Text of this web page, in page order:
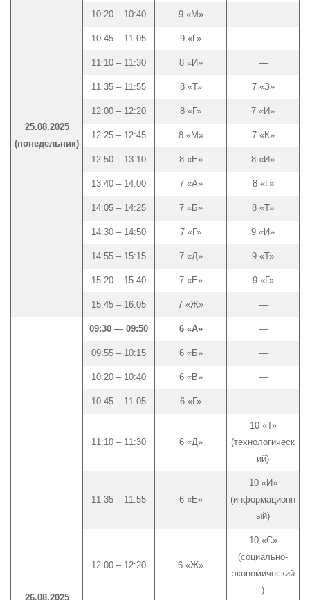
25.08.2025
(понедельник)
10:20 – 10:40 9 «М» —
10:45 – 11:05 9 «Г» —
11:10 – 11:30 8 «И» —
11:35 – 11:55 8 «Т» 7 «З»
12:00 – 12:20 8 «Г» 7 «И»
12:25 – 12:45 8 «М» 7 «К»
12:50 – 13:10 8 «Е» 8 «И»
13:40 – 14:00 7 «А» 8 «Г»
14:05 – 14:25 7 «Б» 8 «Т»
14:30 – 14:50 7 «Г» 9 «И»
14:55 – 15:15 7 «Д» 9 «Т»
15:20 – 15:40 7 «Е» 9 «Г»
15:45 – 16:05 7 «Ж» —
26.08.2025
09:30 — 09:50 6 «А» —
09:55 – 10:15 6 «Б» —
10:20 – 10:40 6 «В» —
10:45 – 11:05 6 «Г» —
11:10 – 11:30 6 «Д»
10 «Т»
(технологическ
ий)
11:35 – 11:55 6 «Е»
10 «И»
(информационн
ый)
12:00 – 12:20 6 «Ж»
10 «С»
(социально-
экономический
)